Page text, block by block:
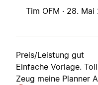
Tim OFM · 28. Mai
Preis/Leistung gut
Einfache Vorlage.
Zeug meine Planner